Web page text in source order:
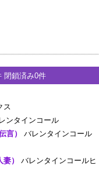
閉鎖済み0件
ス
ンタインコール
言）
バレンタインコール
）
バレンタインコールヒ